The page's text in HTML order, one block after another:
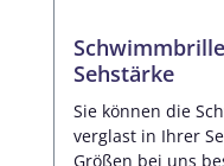
Sehstärke
Sie können die
verglast in Ihrer
Größen bei uns